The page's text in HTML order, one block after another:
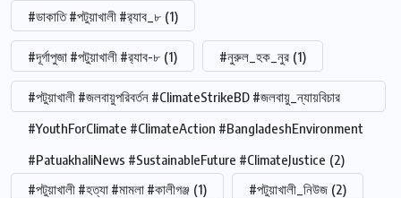
#ডাকাতি #পটুয়াখালী #র‍্যাব_৮ (1)
#দূর্গাপুজা #পটুয়াখালী #র‍্যাব-৮ (1) #নুরুল_হক_নুর (1)
#পটুয়াখালী #জলবায়ুপরিবর্তন #ClimateStrikeBD #জলবায়ু_ন্যায়বিচার
#YouthForClimate #ClimateAction #BangladeshEnvironment
#PatuakhaliNews #SustainableFuture #ClimateJustice (2)
#পটুয়াখালী #হত্যা #মামলা #কালীগঞ্জ (1) #পটুয়াখালী_নিউজ (2)